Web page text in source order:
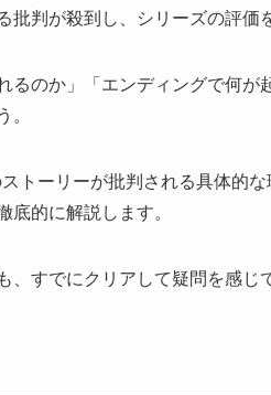
批判が殺到し、シリーズの評価
るのか」「エンディングで何
。
トーリーが批判される具体的
底的に解説します。
、すでにクリアして疑問を感